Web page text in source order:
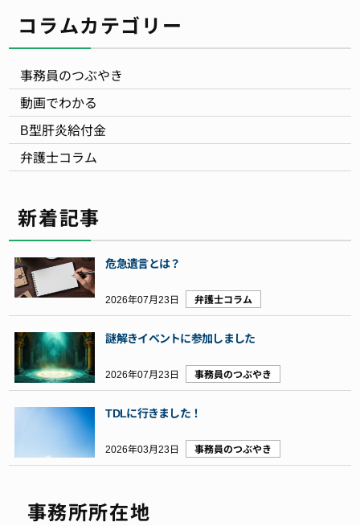
コラムカテゴリー
事務員のつぶやき
動画でわかる
B型肝炎給付金
弁護士コラム
新着記事
危急遺言とは？
2026年07月23日 弁護士コラム
謎解きイベントに参加しました
2026年07月23日 事務員のつぶやき
TDLに行きました！
2026年03月23日 事務員のつぶやき
事務所所在地